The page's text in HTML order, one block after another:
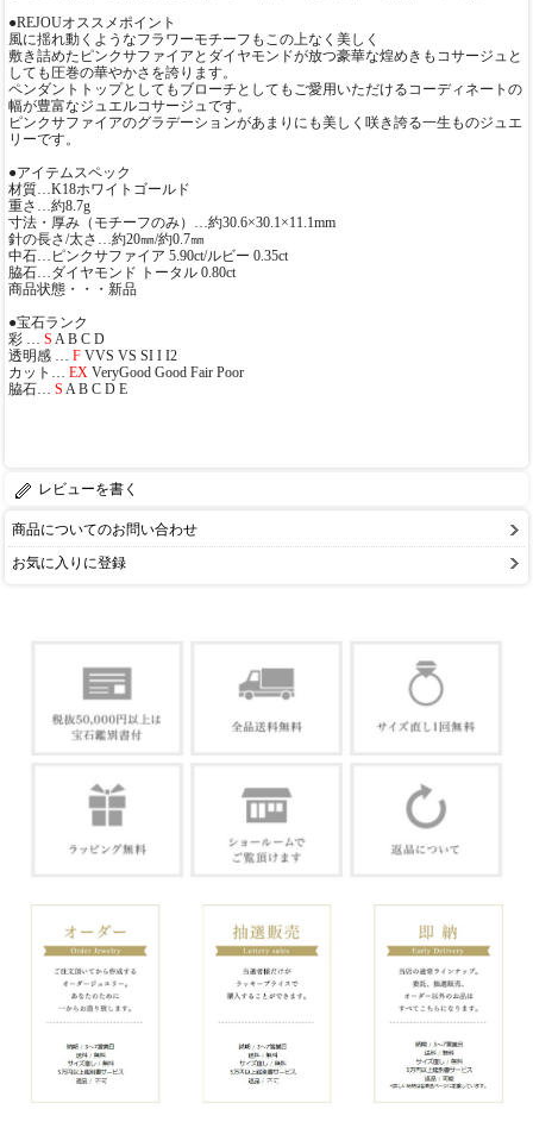
●REJOUオススメポイント
風に揺れ動くようなフラワーモチーフもこの上なく美しく
敷き詰めたピンクサファイアとダイヤモンドが放つ豪華な煌めきもコサージュと
しても圧巻の華やかさを誇ります。
ペンダントトップとしてもブローチとしてもご愛用いただけるコーディネートの
幅が豊富なジュエルコサージュです。
ピンクサファイアのグラデーションがあまりにも美しく咲き誇る一生ものジュエ
リーです。
●アイテムスペック
材質…K18ホワイトゴールド
重さ…約8.7g
寸法・厚み（モチーフのみ）…約30.6×30.1×11.1mm
針の長さ/太さ…約20㎜/約0.7㎜
中石…ピンクサファイア 5.90ct/ルビー 0.35ct
脇石…ダイヤモンド トータル 0.80ct
商品状態・・・新品
●宝石ランク
彩 … S A B C D
透明感 … F VVS VS SI I I2
カット… EX VeryGood Good Fair Poor
脇石… S A B C D E
レビューを書く
商品についてのお問い合わせ
お気に入りに登録